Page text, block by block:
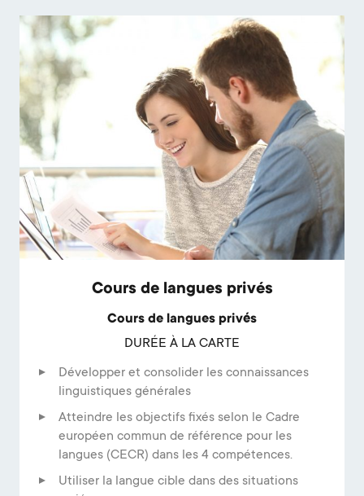
Cours de langues privés
Cours de langues privés
DURÉE À LA CARTE
Développer et consolider les connaissances
linguistiques générales
Atteindre les objectifs fixés selon le Cadre
européen commun de référence pour les
langues (CECR) dans les 4 compétences.
Utiliser la langue cible dans des situations